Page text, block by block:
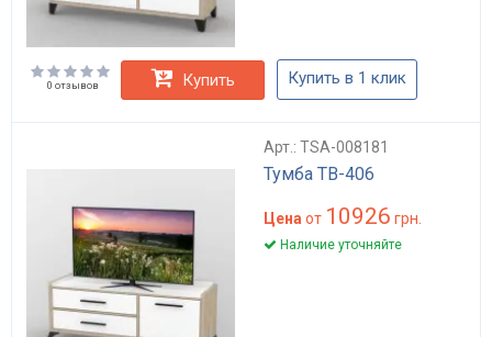
0 отзывов Купить Купить в 1 клик
Арт.: TSA-008181
Тумба ТВ-406
Цена от 10926 грн.
Наличие уточняйте